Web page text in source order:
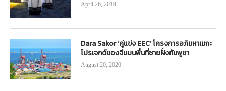
April 26, 2019
Dara Sakor ‘คู่แข่ง EEC’ โครงการอภิมหาเมกะ
โปรเจกต์ของจีนบนพื้นที่ชายฝั่งกัมพูชา
August 20, 2020